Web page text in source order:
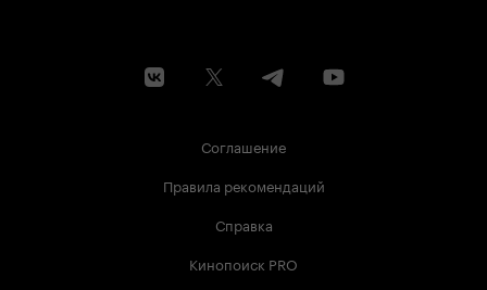
Соглашение
Правила рекомендаций
Справка
Кинопоиск PRO